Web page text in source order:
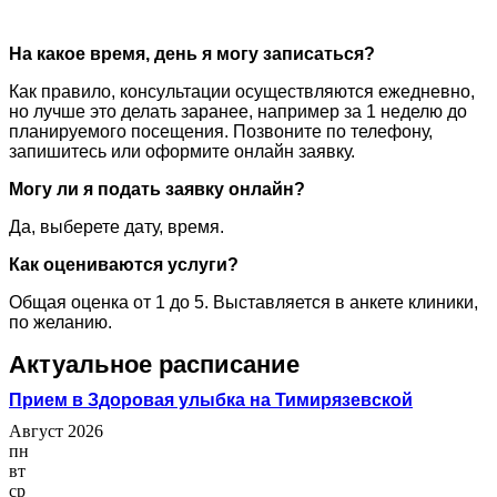
На какое время, день я могу записаться?
Как правило, консультации осуществляются ежедневно,
но лучше это делать заранее, например за 1 неделю до
планируемого посещения. Позвоните по телефону,
запишитесь или оформите онлайн заявку.
Могу ли я подать заявку онлайн?
Да, выберете дату, время.
Как оцениваются услуги?
Общая оценка от 1 до 5. Выставляется в анкете клиники,
по желанию.
Актуальное расписание
Прием в Здоровая улыбка на Тимирязевской
Август 2026
пн
вт
ср